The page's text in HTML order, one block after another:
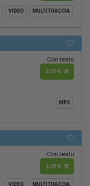
VIDEO MULTITRACCIA
Con testo
2,19 €
MP3
Con testo
2,19 €
VIDEO MULTITRACCIA